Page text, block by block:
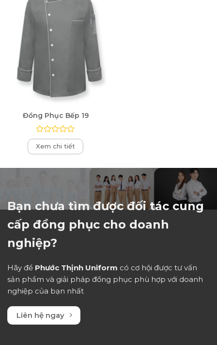
Đồng Phục Bếp 19
Được
xếp
hạng
Xem chi tiết
Bạn chưa tìm được đối tác cung
cấp đồng phục cho doanh
nghiệp?
Hãy để Phước Thịnh Uniform có cơ hội được tư vấn
sản phẩm và giải pháp đồng phục phù hợp với doanh
nghiệp của bạn nhất
Liên hệ ngay